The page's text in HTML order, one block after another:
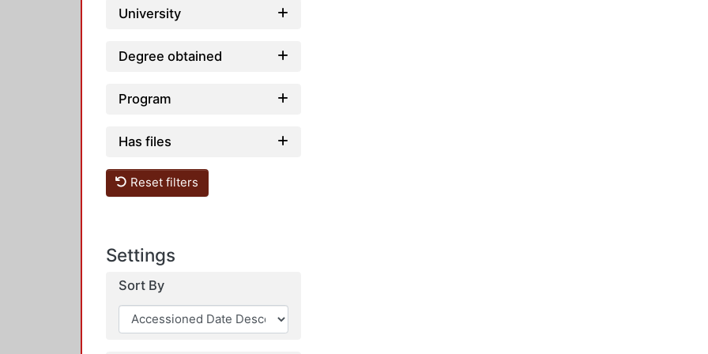
University
Degree obtained
Program
Has files
Reset filters
Settings
Sort By